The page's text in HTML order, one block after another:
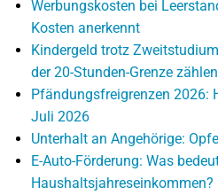
Werbungskosten bei
Kosten anerkennt
Kindergeld trotz
der 20-Stunden-Grenze zählen
Pfändungsfreigrenzen 2026:
Juli 2026
Unterhalt an Angehörige:
E-Auto-Förderung: Was
Haushaltsjahreseinkommen?